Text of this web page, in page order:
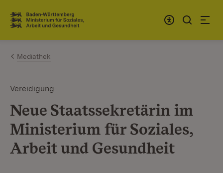
Zum Inhalt springen
Link zur Startseite
Mediathek
Vereidigung
Neue Staatssekretärin im
Ministerium für Soziales,
Arbeit und Gesundheit